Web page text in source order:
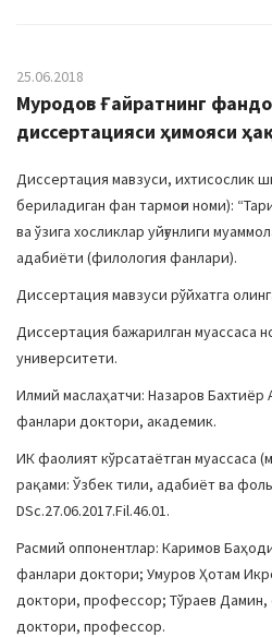
25.06.2018
Муродов Ғайратнинг
диссертацияси ҳимояси
Диссертация мавзуси, ихтисослик
бериладиган фан тармоғи номи):
ва ўзига хосликлар уйғунлиги
адабиёти (филология фанлари).
Диссертация мавзуси рўйхатга
Диссертация бажарилган муассаса
университети.
Илмий маслаҳатчи: Назаров
фанлари доктори, академик.
ИК фаолият кўрсатаётган муассаса
рақами: Ўзбек тили, адабиёт ва
DSc.27.06.2017.Fil.46.01.
Расмий оппонентлар: Каримов
фанлари доктори; Умуров Ҳотам
доктори, профессор; Тўраев
доктори, профессор.